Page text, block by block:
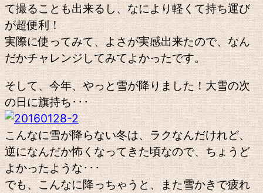
て撮ることも出来るし、なにより軽くて持ち運び
が超便利！
実際に使ってみて、よさが実感出来たので、なん
だかチャレンジしてみてよかったです。
そして、今年、やっと雪が降りました！大雪の次
の日に旗持ち･･･
こんなに雪が降らない冬は、ラクなんだけれど、
逆になんだか怖くなってきた頃なので、ちょうど
よかったような･･･
でも、こんなに降っちゃうと、また雪かきで疲れ